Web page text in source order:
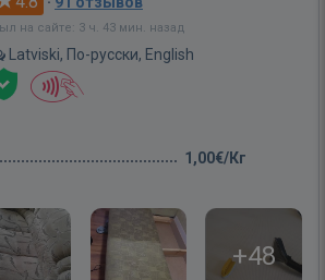
на сайте: 3 ч. 43 мин. назад
Latviski, По-русски, English
1,00€/Кг
+48